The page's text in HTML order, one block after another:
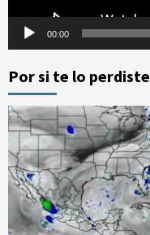
00:00
Por si te lo perdiste